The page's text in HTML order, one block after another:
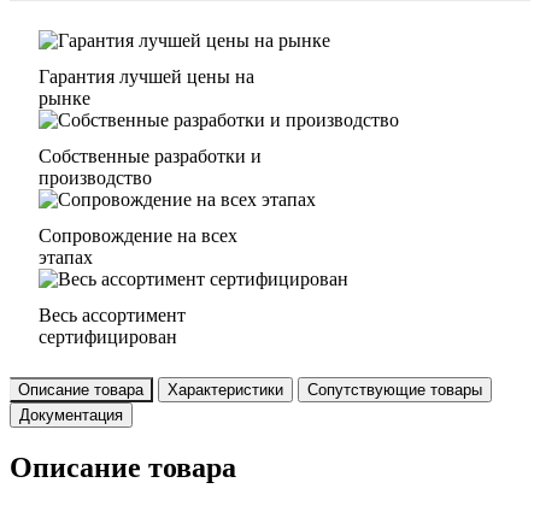
Гарантия лучшей цены на
рынке
Собственные разработки и
производство
Сопровождение на всех
этапах
Весь ассортимент
сертифицирован
Описание товара Характеристики
Сопутствующие товары
Документация
Описание товара